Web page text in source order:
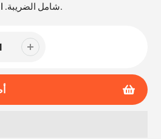
شامل الضريبة.محسوبة عند السداد.